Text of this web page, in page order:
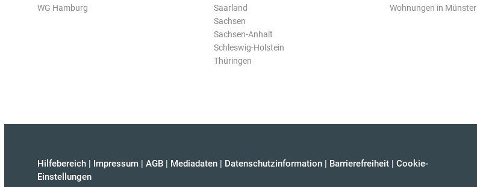
WG Hamburg
Saarland
Sachsen
Sachsen-Anhalt
Schleswig-Holstein
Thüringen
Wohnungen in Münster
Hilfebereich | Impressum | AGB | Mediadaten | Datenschutzinformation | Barrierefreiheit | Cookie-
Einstellungen